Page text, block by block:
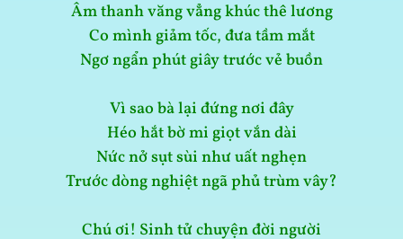
Âm thanh văng vẳng khúc thê lương
Co mình giảm tốc, đưa tầm mắt
Ngơ ngẩn phút giây trước vẻ buồn
Vì sao bà lại đứng nơi đây
Héo hắt bờ mi giọt vắn dài
Nức nở sụt sùi như uất nghẹn
Trước dòng nghiệt ngã phủ trùm vây?
Chú ơi! Sinh tử chuyện đời người